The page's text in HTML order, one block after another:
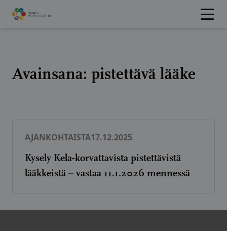
Hyppää
sisältöön
Avainsana: pistettävä lääke
AJANKOHTAISTA17.12.2025
Kysely Kela-korvattavista pistettävistä
lääkkeistä – vastaa 11.1.2026 mennessä